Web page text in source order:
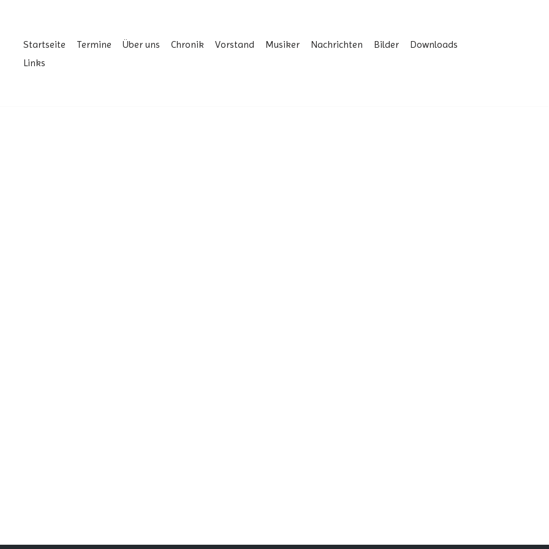
Startseite Termine Über uns Chronik Vorstand Musiker Nachrichten Bilder
Downloads
Links